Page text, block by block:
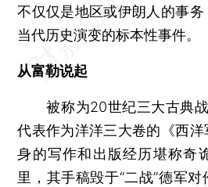
不仅仅是地区或伊朗人的事
当代历史演变的标本性事件。
从富勒说起
被称为20世纪三大古典战
代表作为洋洋三大卷的《西
身的写作和出版经历堪称奇
里，其手稿毁于“二战”德军